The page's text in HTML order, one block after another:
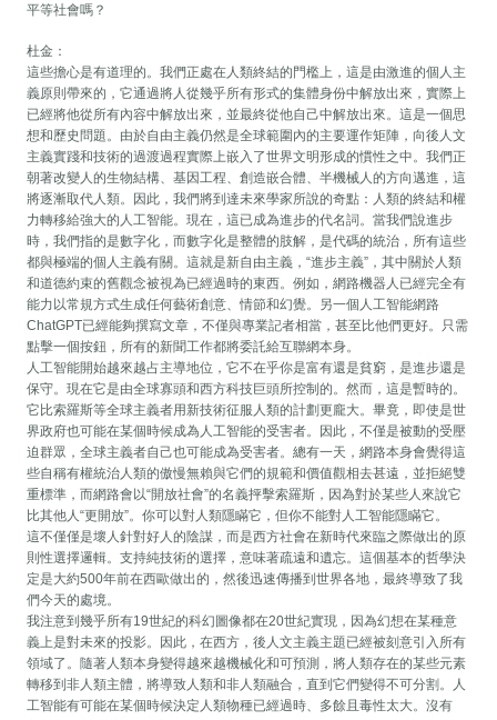
平等社會嗎？
杜金：
這些擔心是有道理的。我們正處在人類終結的門檻上，這是由激進的個人主
義原則帶來的，它通過將人從幾乎所有形式的集體身份中解放出來，實際上
已經將他從所有內容中解放出來，並最終從他自己中解放出來。這是一個思
想和歷史問題。由於自由主義仍然是全球範圍內的主要運作矩陣，向後人文
主義實踐和技術的過渡過程實際上嵌入了世界文明形成的慣性之中。我們正
朝著改變人的生物結構、基因工程、創造嵌合體、半機械人的方向邁進，這
將逐漸取代人類。因此，我們將到達未來學家所說的奇點：人類的終結和權
力轉移給強大的人工智能。現在，這已成為進步的代名詞。當我們說進步
時，我們指的是數字化，而數字化是整體的肢解，是代碼的統治，所有這些
都與極端的個人主義有關。這就是新自由主義，“進步主義”，其中關於人類
和道德約束的舊觀念被視為已經過時的東西。例如，網路機器人已經完全有
能力以常規方式生成任何藝術創意、情節和幻覺。另一個人工智能網路
ChatGPT已經能夠撰寫文章，不僅與專業記者相當，甚至比他們更好。只需
點擊一個按鈕，所有的新聞工作都將委託給互聯網本身。
人工智能開始越來越占主導地位，它不在乎你是富有還是貧窮，是進步還是
保守。現在它是由全球寡頭和西方科技巨頭所控制的。然而，這是暫時的。
它比索羅斯等全球主義者用新技術征服人類的計劃更龐大。畢竟，即使是世
界政府也可能在某個時候成為人工智能的受害者。因此，不僅是被動的受壓
迫群眾，全球主義者自己也可能成為受害者。總有一天，網路本身會覺得這
些自稱有權統治人類的傲慢無賴與它們的規範和價值觀相去甚遠，並拒絕雙
重標準，而網路會以“開放社會”的名義抨擊索羅斯，因為對於某些人來說它
比其他人“更開放”。你可以對人類隱瞞它，但你不能對人工智能隱瞞它。
這不僅僅是壞人針對好人的陰謀，而是西方社會在新時代來臨之際做出的原
則性選擇邏輯。支持純技術的選擇，意味著疏遠和遺忘。這個基本的哲學決
定是大約500年前在西歐做出的，然後迅速傳播到世界各地，最終導致了我
們今天的處境。
我注意到幾乎所有19世紀的科幻圖像都在20世紀實現，因為幻想在某種意
義上是對未來的投影。因此，在西方，後人文主義主題已經被刻意引入所有
領域了。隨著人類本身變得越來越機械化和可預測，將人類存在的某些元素
轉移到非人類主體，將導致人類和非人類融合，直到它們變得不可分割。人
工智能有可能在某個時候決定人類物種已經過時、多餘且毒性太大。沒有